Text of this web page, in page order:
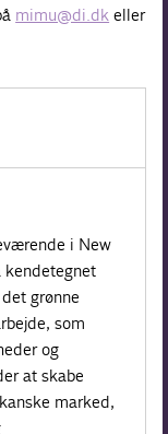
mimu@di.dk eller
i New
kendetegnet
grønne
som
og
at skabe
marked,